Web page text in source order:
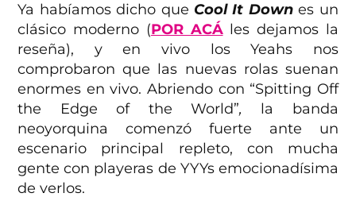
Ya habíamos dicho que Cool It Down es un
clásico moderno (POR ACÁles dejamos la
reseña), y en vivo los Yeahs nos
comprobaron que las nuevas rolas suenan
enormes en vivo. Abriendo con “Spitting Off
the Edge of the World”, la banda
neoyorquina comenzó fuerte ante un
escenario principal repleto, con mucha
gente con playeras de YYYs emocionadísima
de verlos.